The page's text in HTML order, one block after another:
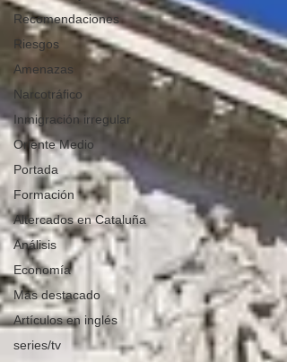
Recomendaciones
Riesgos
Amenazas
Narcotráfico
Inmigración irregular
Oriente Medio
Portada
Formación
Altercados en Cataluña
Análisis
Economía
Más destacado
Artículos en inglés
series/tv